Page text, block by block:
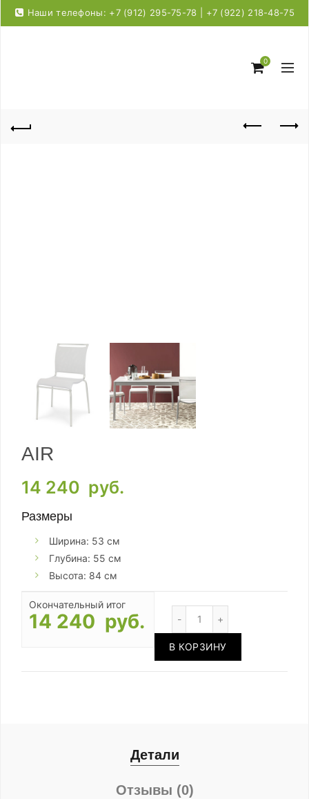
Наши телефоны: +7 (912) 295-75-78 | +7 (922) 218-48-75
0
AIR
14 240 руб.
Размеры
Ширина: 53 см
Глубина: 55 см
Высота: 84 см
Окончательный итог
14 240 руб.
В КОРЗИНУ
Детали
Отзывы (0)